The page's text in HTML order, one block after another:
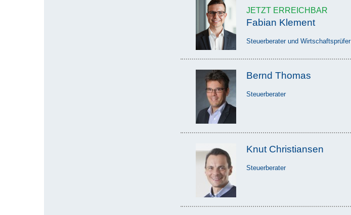
JETZT ERREICHBAR
Fabian Klement
Steuerberater und Wirtschaftsprüfer
Bernd Thomas
Steuerberater
Knut Christiansen
Steuerberater